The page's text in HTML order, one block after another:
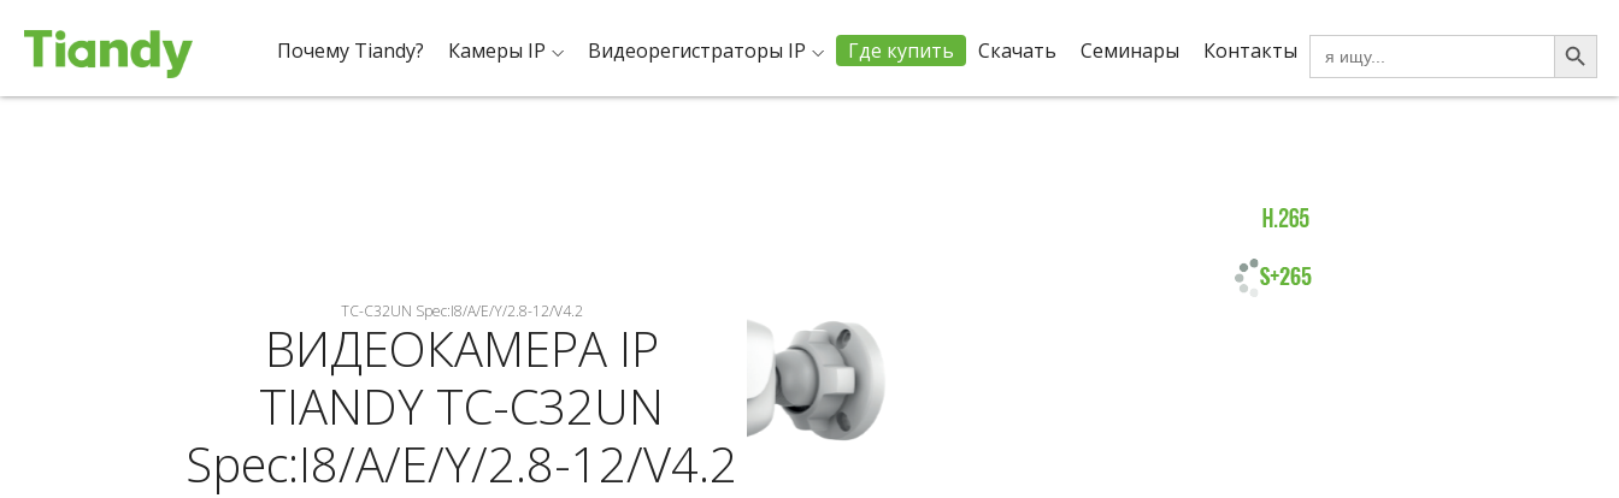
Почему Tiandy?
Камеры IP Видеорегистраторы IP Где купить Скачать Семинары Контакты Search
for:
Search Button
TC-C32UN Spec:I8/A/E/Y/2.8-12/V4.2
ВИДЕОКАМЕРА IP
TIANDY TC-C32UN
Spec:I8/A/E/Y/2.8-12/V4.2